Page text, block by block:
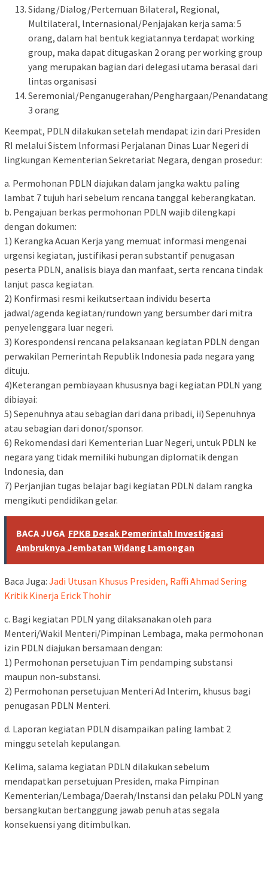
Sidang/Dialog/Pertemuan Bilateral, Regional,
Multilateral, lnternasional/Penjajakan kerja sama: 5
orang, dalam hal bentuk kegiatannya terdapat working
group, maka dapat ditugaskan 2 orang per working group
yang merupakan bagian dari delegasi utama berasal dari
lintas organisasi
Seremonial/Penganugerahan/Penghargaan/
3 orang
Keempat, PDLN dilakukan setelah mendapat izin dari Presiden
RI melalui Sistem lnformasi Perjalanan Dinas Luar Negeri di
lingkungan Kementerian Sekretariat Negara, dengan prosedur:
a. Permohonan PDLN diajukan dalam jangka waktu paling
lambat 7 tujuh hari sebelum rencana tanggal keberangkatan.
b. Pengajuan berkas permohonan PDLN wajib dilengkapi
dengan dokumen:
1) Kerangka Acuan Kerja yang memuat informasi mengenai
urgensi kegiatan, justifikasi peran substantif penugasan
peserta PDLN, analisis biaya dan manfaat, serta rencana tindak
lanjut pasca kegiatan.
2) Konfirmasi resmi keikutsertaan individu beserta
jadwal/agenda kegiatan/rundown yang bersumber dari mitra
penyelenggara luar negeri.
3) Korespondensi rencana pelaksanaan kegiatan PDLN dengan
perwakilan Pemerintah Republik lndonesia pada negara yang
dituju.
4)Keterangan pembiayaan khususnya bagi kegiatan PDLN yang
dibiayai:
5) Sepenuhnya atau sebagian dari dana pribadi, ii) Sepenuhnya
atau sebagian dari donor/sponsor.
6) Rekomendasi dari Kementerian Luar Negeri, untuk PDLN ke
negara yang tidak memiliki hubungan diplomatik dengan
lndonesia, dan
7) Perjanjian tugas belajar bagi kegiatan PDLN dalam rangka
mengikuti pendidikan gelar.
BACA JUGA FPKB Desak Pemerintah Investigasi
Ambruknya Jembatan Widang Lamongan
Baca Juga: Jadi Utusan Khusus Presiden, Raffi Ahmad Sering
Kritik Kinerja Erick Thohir
c. Bagi kegiatan PDLN yang dilaksanakan oleh para
Menteri/Wakil Menteri/Pimpinan Lembaga, maka permohonan
izin PDLN diajukan bersamaan dengan:
1) Permohonan persetujuan Tim pendamping substansi
maupun non-substansi.
2) Permohonan persetujuan Menteri Ad lnterim, khusus bagi
penugasan PDLN Menteri.
d. Laporan kegiatan PDLN disampaikan paling lambat 2
minggu setelah kepulangan.
Kelima, salama kegiatan PDLN dilakukan sebelum
mendapatkan persetujuan Presiden, maka Pimpinan
Kementerian/Lembaga/Daerah/lnstansi dan pelaku PDLN yang
bersangkutan bertanggung jawab penuh atas segala
konsekuensi yang ditimbulkan.